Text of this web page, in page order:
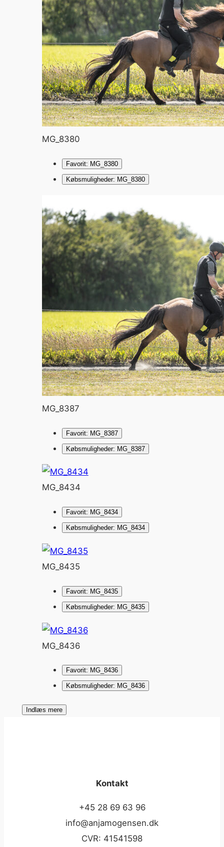
MG_8380
Favorit: MG_8380
Købsmuligheder: MG_8380
MG_8387
Favorit: MG_8387
Købsmuligheder: MG_8387
MG_8434
Favorit: MG_8434
Købsmuligheder: MG_8434
MG_8435
Favorit: MG_8435
Købsmuligheder: MG_8435
MG_8436
Favorit: MG_8436
Købsmuligheder: MG_8436
Indlæs mere
Kontakt
+45 28 69 63 96
info@anjamogensen.dk
CVR: 41541598